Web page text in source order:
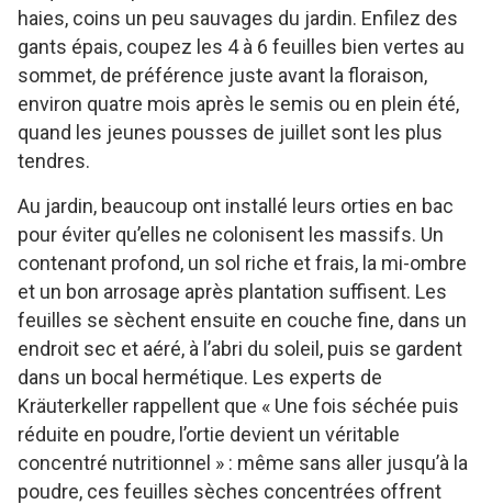
haies, coins un peu sauvages du jardin. Enfilez des
gants épais, coupez les 4 à 6 feuilles bien vertes au
sommet, de préférence juste avant la floraison,
environ quatre mois après le semis ou en plein été,
quand les jeunes pousses de juillet sont les plus
tendres.
Au jardin, beaucoup ont installé leurs orties en bac
pour éviter qu’elles ne colonisent les massifs. Un
contenant profond, un sol riche et frais, la mi-ombre
et un bon arrosage après plantation suffisent. Les
feuilles se sèchent ensuite en couche fine, dans un
endroit sec et aéré, à l’abri du soleil, puis se gardent
dans un bocal hermétique. Les experts de
Kräuterkeller rappellent que « Une fois séchée puis
réduite en poudre, l’ortie devient un véritable
concentré nutritionnel » : même sans aller jusqu’à la
poudre, ces feuilles sèches concentrées offrent